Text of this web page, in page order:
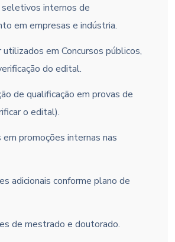
internos de
em empresas e indústria.
em Concursos públicos,
do edital.
de qualificação em provas de
o edital).
promoções internas nas
adicionais conforme plano de
de mestrado e doutorado.